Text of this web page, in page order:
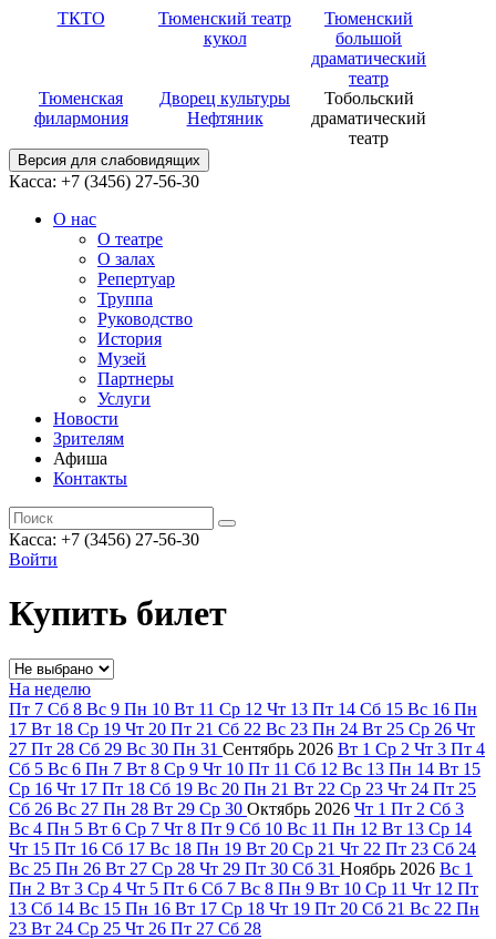
ТКТО
Тюменский театр
кукол
Тюменский
большой
драматический
театр
Тюменская
филармония
Дворец культуры
Нефтяник
Тобольский
драматический
театр
Версия для слабовидящих
Касса: +7 (3456) 27-56-30
О нас
О театре
О залах
Репертуар
Труппа
Руководство
История
Музей
Партнеры
Услуги
Новости
Зрителям
Афиша
Контакты
Касса: +7 (3456) 27-56-30
Войти
Купить билет
На неделю
Пт 7 Сб 8 Вс 9 Пн 10 Вт 11 Ср 12 Чт 13 Пт 14 Сб 15 Вс 16 Пн
17 Вт 18 Ср 19 Чт 20 Пт 21 Сб 22 Вс 23 Пн 24 Вт 25 Ср 26 Чт
27 Пт 28 Сб 29 Вс 30 Пн 31 Сентябрь 2026 Вт 1 Ср 2 Чт 3 Пт 4
Сб 5 Вс 6 Пн 7 Вт 8 Ср 9 Чт 10 Пт 11 Сб 12 Вс 13 Пн 14 Вт 15
Ср 16 Чт 17 Пт 18 Сб 19 Вс 20 Пн 21 Вт 22 Ср 23 Чт 24 Пт 25
Сб 26 Вс 27 Пн 28 Вт 29 Ср 30 Октябрь 2026 Чт 1 Пт 2 Сб 3
Вс 4 Пн 5 Вт 6 Ср 7 Чт 8 Пт 9 Сб 10 Вс 11 Пн 12 Вт 13 Ср 14
Чт 15 Пт 16 Сб 17 Вс 18 Пн 19 Вт 20 Ср 21 Чт 22 Пт 23 Сб 24
Вс 25 Пн 26 Вт 27 Ср 28 Чт 29 Пт 30 Сб 31 Ноябрь 2026 Вс 1
Пн 2 Вт 3 Ср 4 Чт 5 Пт 6 Сб 7 Вс 8 Пн 9 Вт 10 Ср 11 Чт 12 Пт
13 Сб 14 Вс 15 Пн 16 Вт 17 Ср 18 Чт 19 Пт 20 Сб 21 Вс 22 Пн
23 Вт 24 Ср 25 Чт 26 Пт 27 Сб 28